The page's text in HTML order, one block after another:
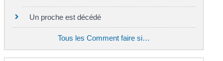
Un proche est décédé
Tous les Comment faire si…